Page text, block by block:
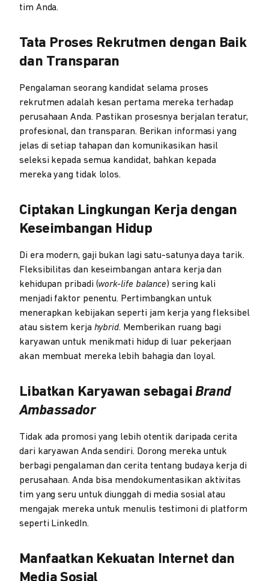
tim Anda.
Tata Proses Rekrutmen dengan Baik
dan Transparan
Pengalaman seorang kandidat selama proses
rekrutmen adalah kesan pertama mereka terhadap
perusahaan Anda. Pastikan prosesnya berjalan teratur,
profesional, dan transparan. Berikan informasi yang
jelas di setiap tahapan dan komunikasikan hasil
seleksi kepada semua kandidat, bahkan kepada
mereka yang tidak lolos.
Ciptakan Lingkungan Kerja dengan
Keseimbangan Hidup
Di era modern, gaji bukan lagi satu-satunya daya tarik.
Fleksibilitas dan keseimbangan antara kerja dan
kehidupan pribadi (work-life balance) sering kali
menjadi faktor penentu. Pertimbangkan untuk
menerapkan kebijakan seperti jam kerja yang fleksibel
atau sistem kerja hybrid. Memberikan ruang bagi
karyawan untuk menikmati hidup di luar pekerjaan
akan membuat mereka lebih bahagia dan loyal.
Libatkan Karyawan sebagaiBrand
Ambassador
Tidak ada promosi yang lebih otentik daripada cerita
dari karyawan Anda sendiri. Dorong mereka untuk
berbagi pengalaman dan cerita tentang budaya kerja di
perusahaan. Anda bisa mendokumentasikan aktivitas
tim yang seru untuk diunggah di media sosial atau
mengajak mereka untuk menulis testimoni di platform
seperti LinkedIn.
Manfaatkan Kekuatan Internet dan
Media Sosial